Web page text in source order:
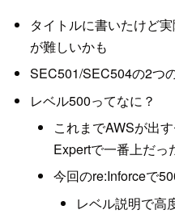
タイトルに書いたけど
が難しいかも
SEC501/SEC504の2つ
レベル500ってなに？
これまでAWSが出
Expertで一番上だっ
今回のre:Inforceで
レベル説明で高